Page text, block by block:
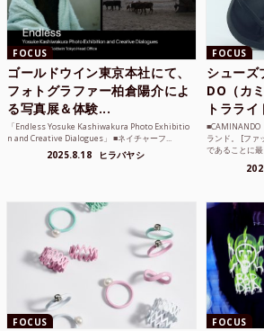
FOCUS
ゴールドウイン東京本社にて、
フォトグラファー柏倉陽介によ
る写真展＆体験...
「Endless Yosuke Kashiwakura Photo Exhibitio
n and Creative Dialogues」 ■ネイチャーフ...
2025.8.18 ヒラバヤシ
FOCUS
シューズ
DO（カ
トラライ
■CAMINANDO
ランド。 [ファ
であることに
FOCUS FOCUS